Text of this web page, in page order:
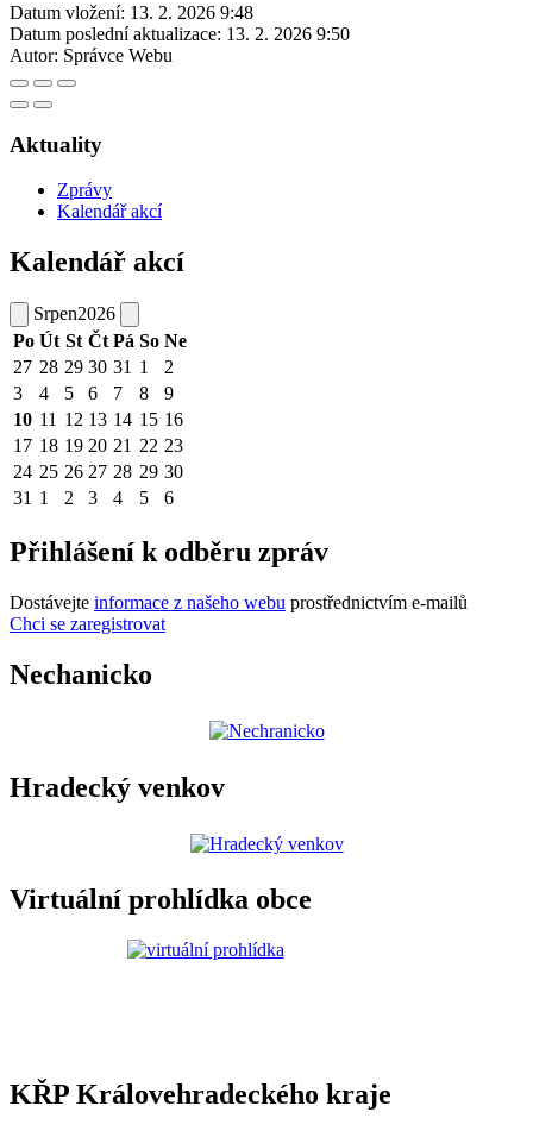
Datum vložení: 13. 2. 2026 9:48
Datum poslední aktualizace: 13. 2. 2026 9:50
Autor: Správce Webu
Aktuality
Zprávy
Kalendář akcí
Kalendář akcí
Srpen2026
Po Út St Čt Pá So Ne
27 28 29 30 31 1
2
3
4 5 6 7 8
9
10 11 12 13 14 15 16
17 18 19 20 21 22 23
24 25 26 27 28 29 30
31 1 2 3 4 5 6
Přihlášení k odběru zpráv
Dostávejte informace z našeho webu prostřednictvím e-mailů
Chci se zaregistrovat
Nechanicko
Hradecký venkov
Virtuální prohlídka obce
KŘP Královehradeckého kraje